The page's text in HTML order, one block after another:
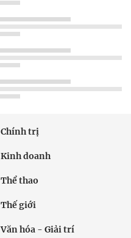
Chính trị
Kinh doanh
Thể thao
Thế giới
Văn hóa - Giải trí